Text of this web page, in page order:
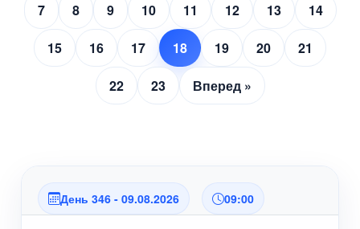
7 8 9 10 11 12 13 14
15 16 17 18 19 20 21
22 23 Вперед »
День 346 - 09.08.2026 09:00